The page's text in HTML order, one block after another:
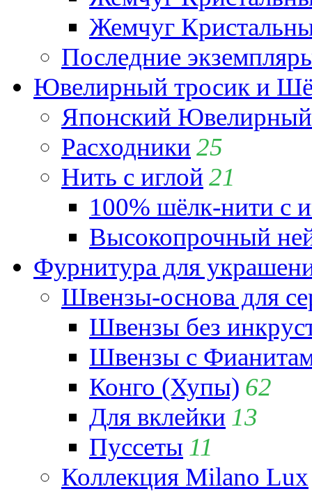
Жемчуг
Последние
Ювелирный тросик и
Японский
Расходники 25
Нить с иглой 21
100% шёлк-нити с
Высокопрочный
Фурнитура для
Швензы-основа для
Швензы без
Швензы с
Конго (Хупы) 62
Для вклейки 13
Пуссеты 11
Коллекция Milano Lux